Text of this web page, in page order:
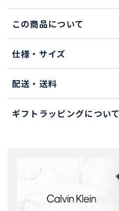
この商品について
仕様・サイズ
配送・送料
ギフトラッピングについて